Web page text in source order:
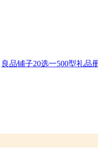
良品铺子20选一500型礼品